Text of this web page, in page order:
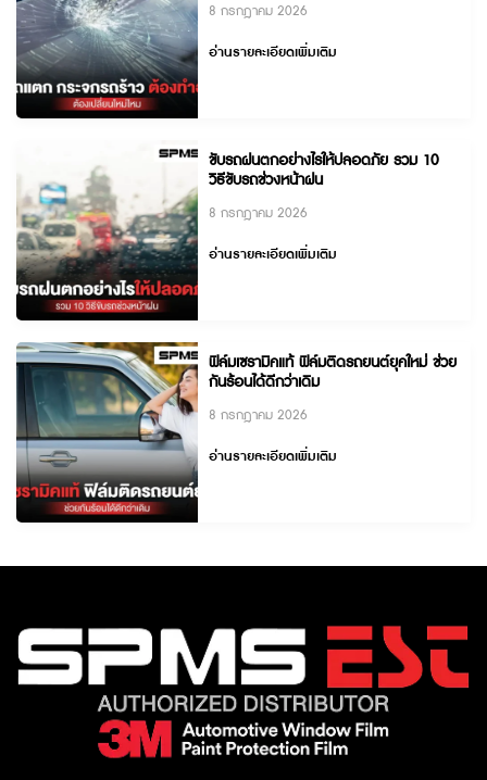
8 กรกฎาคม 2026
อ่านรายละเอียดเพิ่มเติม
ขับรถฝนตกอย่างไรให้ปลอดภัย รวม 10
วิธีขับรถช่วงหน้าฝน
8 กรกฎาคม 2026
อ่านรายละเอียดเพิ่มเติม
ฟิล์มเซรามิคแท้ ฟิล์มติดรถยนต์ยุคใหม่ ช่วย
กันร้อนได้ดีกว่าเดิม
8 กรกฎาคม 2026
อ่านรายละเอียดเพิ่มเติม